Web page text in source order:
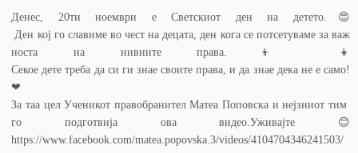
Денес, 20ти ноември е Светскиот ден на детето.😍
Ден кој го славиме во чест на децата, ден кога се потсетуваме за важ
носта на нивните права.👦 👧
Секое дете треба да си ги знае своите права, и да знае дека не е само!
❤
За таа цел Ученикот правобранител Матеа Поповска и нејзниот тим
го подготвија ова видео.Уживајте 😊
https://www.facebook.com/matea.popovska.3/videos/4104704346241503/